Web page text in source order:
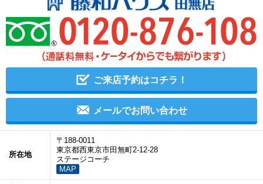
ご来店予約はコチラ！
メールでお問い合わせ
所在地
〒188-0011
東京都西東京市田無町2-12-28
ステージコーチ
MAP